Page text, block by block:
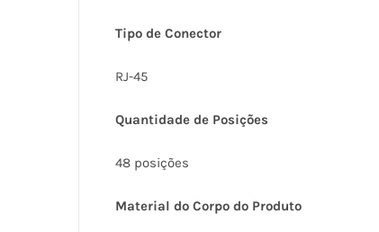
Tipo de Conector
RJ-45
Quantidade de Posições
48 posições
Material do Corpo do Produto